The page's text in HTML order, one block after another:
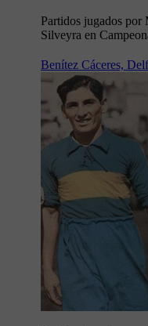
Partidos jugados
Silveyra en
Benítez Cáceres,